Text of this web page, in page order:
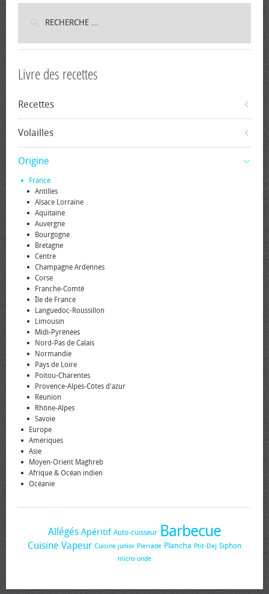
Livre des recettes
Recettes
Volailles
Origine
France
Antilles
Alsace Lorraine
Aquitaine
Auvergne
Bourgogne
Bretagne
Centre
Champagne Ardennes
Corse
Franche-Comté
Île de France
Languedoc-Roussillon
Limousin
Midi-Pyrénées
Nord-Pas de Calais
Normandie
Pays de Loire
Poitou-Charentes
Provence-Alpes-Côtes d'azur
Réunion
Rhône-Alpes
Savoie
Europe
Amériques
Asie
Moyen-Orient Maghreb
Afrique & Océan indien
Océanie
Allégés Apéritif Auto-cuisseur Barbecue
Cuisine Vapeur Cuisine junior Pierrade Plancha Ptit-Dej Siphon
micro-onde